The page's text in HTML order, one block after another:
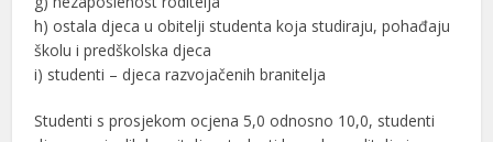
h) ostala djeca u obitelji studenta koja studiraju, pohađaju
školu i predškolska djeca
i) studenti – djeca razvojačenih branitelja
Studenti s prosjekom ocjena 5,0 odnosno 10,0, studenti